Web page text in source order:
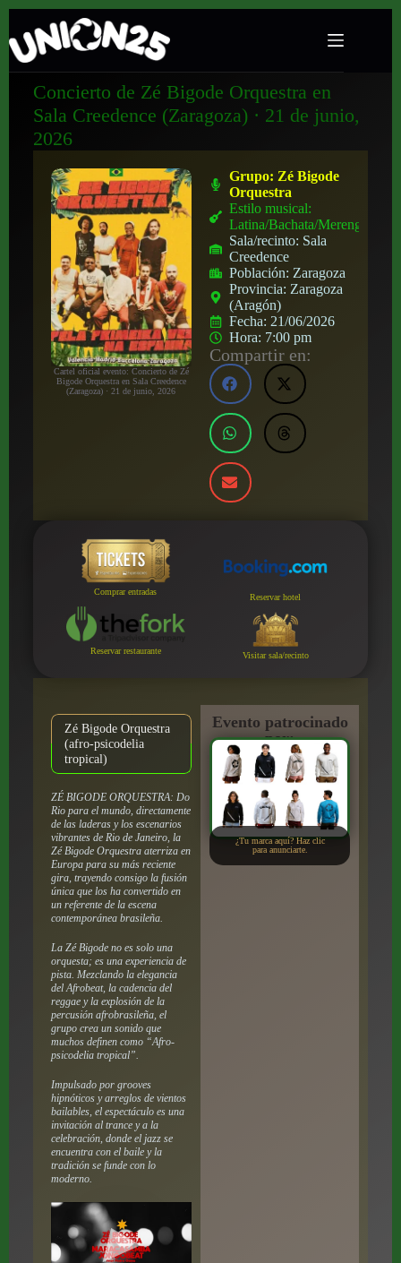
Concierto de Zé Bigode Orquestra en
Sala Creedence (Zaragoza) · 21 de junio,
2026
Cartel oficial evento: Concierto de Zé
Bigode Orquestra en Sala Creedence
(Zaragoza) · 21 de junio, 2026
Grupo: Zé Bigode
Orquestra
Estilo musical:
Latina/Bachata/Merengue
Sala/recinto: Sala
Creedence
Población: Zaragoza
Provincia: Zaragoza
(Aragón)
Fecha: 21/06/2026
Hora: 7:00 pm
Compartir en:
Comprar entradas
Reservar hotel
Reservar restaurante Visitar sala/recinto
Zé Bigode Orquestra
(afro-psicodelia
tropical)
ZÉ BIGODE ORQUESTRA: Do
Rio para el mundo, directamente
de las laderas y los escenarios
vibrantes de Rio de Janeiro, la
Zé Bigode Orquestra aterriza en
Europa para su más reciente
gira, trayendo consigo la fusión
única que los ha convertido en
un referente de la escena
contemporánea brasileña.
La Zé Bigode no es solo una
orquesta; es una experiencia de
pista. Mezclando la elegancia
del Afrobeat, la cadencia del
reggae y la explosión de la
percusión afrobrasileña, el
grupo crea un sonido que
muchos definen como “Afro-
psicodelia tropical”.
Impulsado por grooves
hipnóticos y arreglos de vientos
bailables, el espectáculo es una
invitación al trance y a la
celebración, donde el jazz se
encuentra con el baile y la
tradición se funde con lo
moderno.
Evento patrocinado
por:
¿Tu marca aquí? Haz clic
para anunciarte.